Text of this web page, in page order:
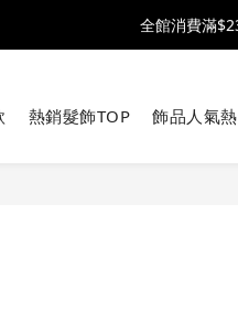
全館消費滿
全館消費滿
全館消費滿
熱銷髮飾TOP 飾品人氣